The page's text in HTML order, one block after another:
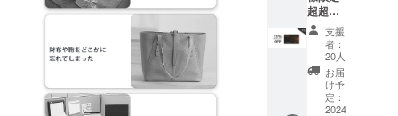
で皆様にお
届けするた
めの、日本
市場進出を
サポートし
超超早
割
33％OF
F】カー
ド型紛
失防止
タグ
「MOY
支援
者：
20人
お届
け予
定：
2024